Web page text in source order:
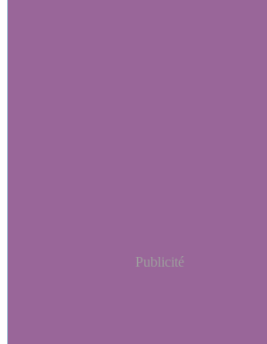
Publicité